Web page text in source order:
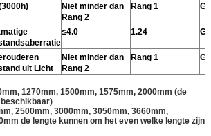
Niet minder dan
Rang 2
Rang 1
≤4.0 1.24
uit Licht
Niet minder dan
Rang 2
Rang 1
1270mm, 1500mm, 1575mm, 2000mm (de
2500mm, 3000mm, 3050mm, 3660mm,
de lengte kunnen om het even welke lengte zijn